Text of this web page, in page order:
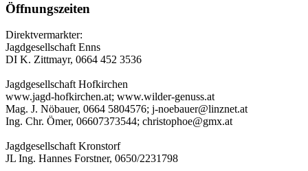
Öffnungszeiten
Direktvermarkter:
Jagdgesellschaft Enns
DI K. Zittmayr, 0664 452 3536
Jagdgesellschaft Hofkirchen
www.jagd-hofkirchen.at; www.wilder-genuss.at
Mag. J. Nöbauer, 0664 5804576; j-noebauer@linznet.at
Ing. Chr. Ömer, 06607373544; christophoe@gmx.at
Jagdgesellschaft Kronstorf
JL Ing. Hannes Forstner, 0650/2231798